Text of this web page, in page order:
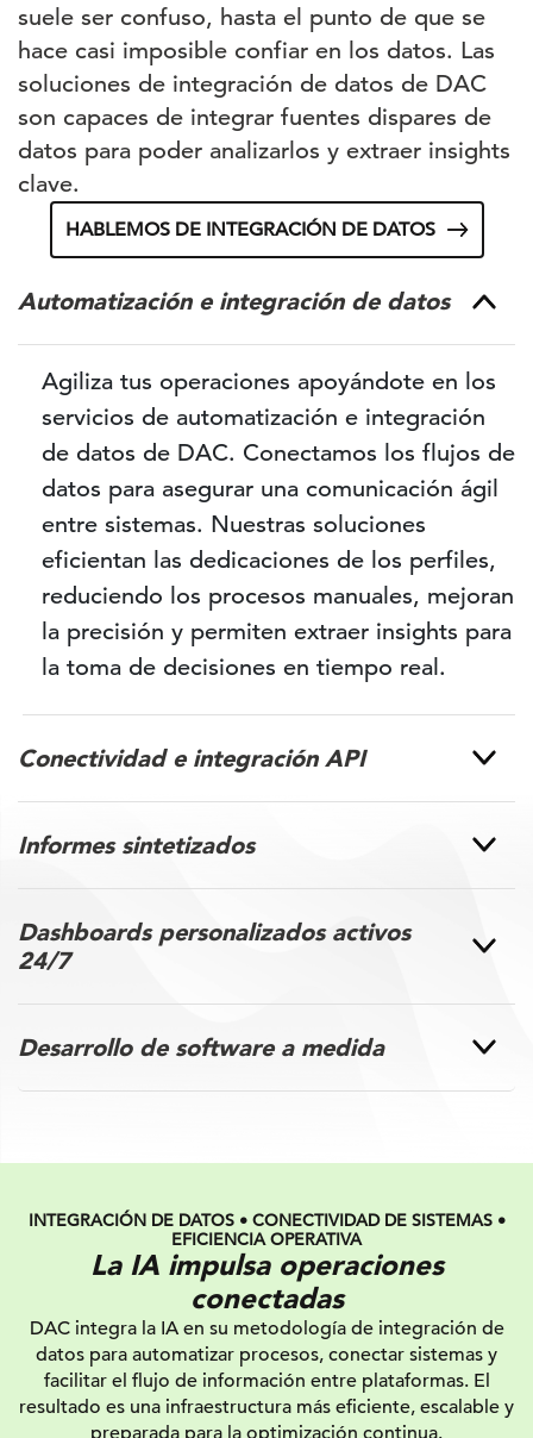
suele ser confuso, hasta el punto de que se
hace casi imposible confiar en los datos. Las
soluciones de integración de datos de DAC
son capaces de integrar fuentes dispares de
datos para poder analizarlos y extraer insights
clave.
HABLEMOS DE INTEGRACIÓN DE DATOS
Automatización e integración de datos
Agiliza tus operaciones apoyándote en los
servicios de automatización e integración
de datos de DAC. Conectamos los flujos de
datos para asegurar una comunicación ágil
entre sistemas. Nuestras soluciones
eficientan las dedicaciones de los perfiles,
reduciendo los procesos manuales, mejoran
la precisión y permiten extraer insights para
la toma de decisiones en tiempo real.
Conectividad e integración API
Informes sintetizados
Dashboards personalizados activos
24/7
Desarrollo de software a medida
INTEGRACIÓN DE DATOS • CONECTIVIDAD DE SISTEMAS •
EFICIENCIA OPERATIVA
La IA impulsa operaciones
conectadas
DAC integra la IA en su metodología de integración de
datos para automatizar procesos, conectar sistemas y
facilitar el flujo de información entre plataformas. El
resultado es una infraestructura más eficiente, escalable y
preparada para la optimización continua.